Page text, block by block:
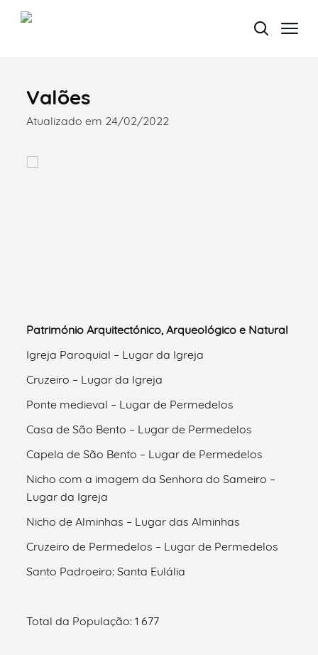
Termo de Pesquisa
Valões
Atualizado em 24/02/2022
Património Arquitectónico, Arqueológico e Natural
Igreja Paroquial – Lugar da Igreja
Cruzeiro – Lugar da Igreja
Ponte medieval – Lugar de Permedelos
Casa de São Bento – Lugar de Permedelos
Capela de São Bento – Lugar de Permedelos
Nicho com a imagem da Senhora do Sameiro –
Lugar da Igreja
Nicho de Alminhas – Lugar das Alminhas
Cruzeiro de Permedelos – Lugar de Permedelos
Santo Padroeiro: Santa Eulália
Total da População: 1 677